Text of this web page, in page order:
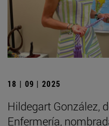
18 | 09 | 2025
Hildegart González,
Enfermería,